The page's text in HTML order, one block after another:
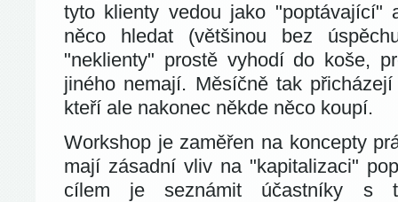
tyto klienty vedou jako "poptávající"
něco hledat (většinou bez
"neklienty" prostě vyhodí do koše,
jiného nemají. Měsíčně tak
kteří ale nakonec někde něco koupí.
Workshop je zaměřen na koncepty
mají zásadní vliv na "kapitalizaci"
cílem je seznámit účastníky s